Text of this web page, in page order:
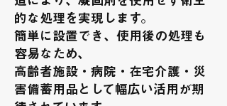
的な処理を実現します。
簡単に設置でき、使用後の処理も
容易なため、
高齢者施設・病院・在宅介護・災
害備蓄用品として幅広い活用が期